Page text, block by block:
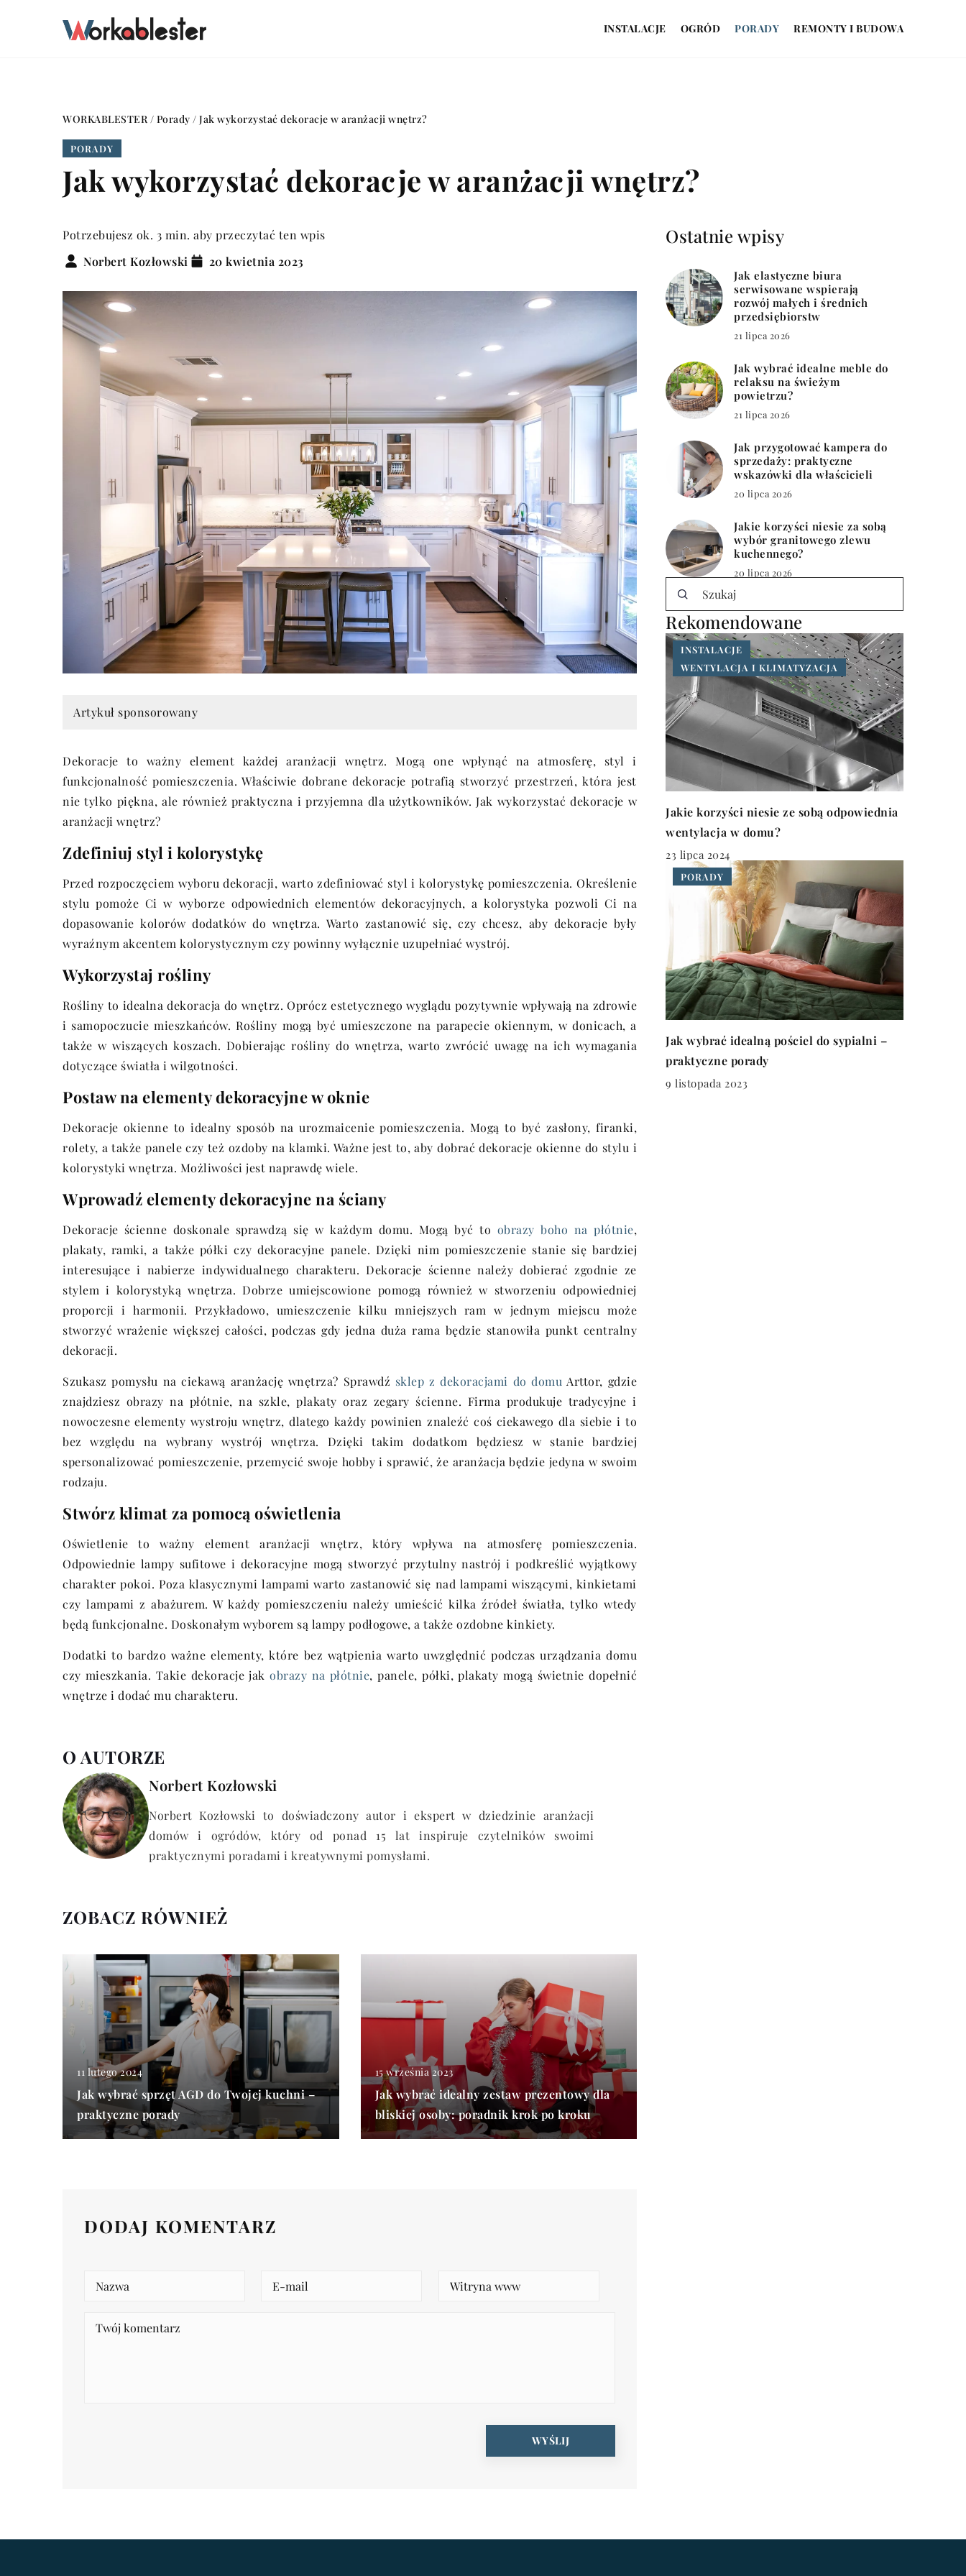
INSTALACJE OGRÓD PORADY REMONTY I BUDOWA
WORKABLESTER/ Porady / Jak wykorzystać dekoracje w aranżacji wnętrz?
PORADY
Jak wykorzystać dekoracje w aranżacji wnętrz?
Potrzebujesz ok. 3 min. aby przeczytać ten wpis
Norbert Kozłowski
20 kwietnia 2023
Artykuł sponsorowany
Dekoracje to ważny element każdej aranżacji wnętrz. Mogą one wpłynąć na atmosferę, styl i
funkcjonalność pomieszczenia. Właściwie dobrane dekoracje potrafią stworzyć przestrzeń, która jest
nie tylko piękna, ale również praktyczna i przyjemna dla użytkowników. Jak wykorzystać dekoracje w
aranżacji wnętrz?
Zdefiniuj styl i kolorystykę
Przed rozpoczęciem wyboru dekoracji, warto zdefiniować styl i kolorystykę pomieszczenia. Określenie
stylu pomoże Ci w wyborze odpowiednich elementów dekoracyjnych, a kolorystyka pozwoli Ci na
dopasowanie kolorów dodatków do wnętrza. Warto zastanowić się, czy chcesz, aby dekoracje były
wyraźnym akcentem kolorystycznym czy powinny wyłącznie uzupełniać wystrój.
Wykorzystaj rośliny
Rośliny to idealna dekoracja do wnętrz. Oprócz estetycznego wyglądu pozytywnie wpływają na zdrowie
i samopoczucie mieszkańców. Rośliny mogą być umieszczone na parapecie okiennym, w donicach, a
także w wiszących koszach. Dobierając rośliny do wnętrza, warto zwrócić uwagę na ich wymagania
dotyczące światła i wilgotności.
Postaw na elementy dekoracyjne w oknie
Dekoracje okienne to idealny sposób na urozmaicenie pomieszczenia. Mogą to być zasłony, firanki,
rolety, a także panele czy też ozdoby na klamki. Ważne jest to, aby dobrać dekoracje okienne do stylu i
kolorystyki wnętrza. Możliwości jest naprawdę wiele.
Wprowadź elementy dekoracyjne na ściany
Dekoracje ścienne doskonale sprawdzą się w każdym domu. Mogą być to obrazy boho na płótnie,
plakaty, ramki, a także półki czy dekoracyjne panele. Dzięki nim pomieszczenie stanie się bardziej
interesujące i nabierze indywidualnego charakteru. Dekoracje ścienne należy dobierać zgodnie ze
stylem i kolorystyką wnętrza. Dobrze umiejscowione pomogą również w stworzeniu odpowiedniej
proporcji i harmonii. Przykładowo, umieszczenie kilku mniejszych ram w jednym miejscu może
stworzyć wrażenie większej całości, podczas gdy jedna duża rama będzie stanowiła punkt centralny
dekoracji.
Szukasz pomysłu na ciekawą aranżację wnętrza? Sprawdź sklep z dekoracjami do domu Arttor, gdzie
znajdziesz obrazy na płótnie, na szkle, plakaty oraz zegary ścienne. Firma produkuje tradycyjne i
nowoczesne elementy wystroju wnętrz, dlatego każdy powinien znaleźć coś ciekawego dla siebie i to
bez względu na wybrany wystrój wnętrza. Dzięki takim dodatkom będziesz w stanie bardziej
spersonalizować pomieszczenie, przemycić swoje hobby i sprawić, że aranżacja będzie jedyna w swoim
rodzaju.
Stwórz klimat za pomocą oświetlenia
Oświetlenie to ważny element aranżacji wnętrz, który wpływa na atmosferę pomieszczenia.
Odpowiednie lampy sufitowe i dekoracyjne mogą stworzyć przytulny nastrój i podkreślić wyjątkowy
charakter pokoi. Poza klasycznymi lampami warto zastanowić się nad lampami wiszącymi, kinkietami
czy lampami z abażurem. W każdy pomieszczeniu należy umieścić kilka źródeł światła, tylko wtedy
będą funkcjonalne. Doskonałym wyborem są lampy podłogowe, a także ozdobne kinkiety.
Dodatki to bardzo ważne elementy, które bez wątpienia warto uwzględnić podczas urządzania domu
czy mieszkania. Takie dekoracje jakobrazy na płótnie, panele, półki, plakaty mogą świetnie dopełnić
wnętrze i dodać mu charakteru.
O AUTORZE
Norbert Kozłowski
Norbert Kozłowski to doświadczony autor i ekspert w dziedzinie aranżacji
domów i ogródów, który od ponad 15 lat inspiruje czytelników swoimi
praktycznymi poradami i kreatywnymi pomysłami.
ZOBACZ RÓWNIEŻ
11 lutego 2024
Jak wybrać sprzęt AGD do Twojej kuchni –
praktyczne porady
15 września 2023
Jak wybrać idealny zestaw prezentowy dla
bliskiej osoby: poradnik krok po kroku
Ostatnie wpisy
Jak elastyczne biura
serwisowane wspierają
rozwój małych i średnich
przedsiębiorstw
21 lipca 2026
Jak wybrać idealne meble do
relaksu na świeżym
powietrzu?
21 lipca 2026
Jak przygotować kampera do
sprzedaży: praktyczne
wskazówki dla właścicieli
20 lipca 2026
Jakie korzyści niesie za sobą
wybór granitowego zlewu
kuchennego?
20 lipca 2026
Rekomendowane
INSTALACJE
WENTYLACJA I KLIMATYZACJA
Jakie korzyści niesie ze sobą odpowiednia
wentylacja w domu?
23 lipca 2024
PORADY
Jak wybrać idealną pościel do sypialni –
praktyczne porady
9 listopada 2023
DODAJ KOMENTARZ